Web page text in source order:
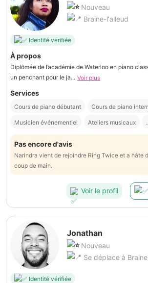
Nouveau
Braine-l'alleud
Identité vérifiée
À propos
Diplômée de l’académie de Waterloo en piano
un penchant pour le ja... Voir plus
Services
Cours de piano débutant Cours de piano
Musicien événementiel Ateliers musicaux
Pas encore d'avis
Narindra vient de rejoindre Ring Twice et a hâte
coup de main.
Voir le profil
Jonathan
Nouveau
Se déplace à
Identité vérifiée